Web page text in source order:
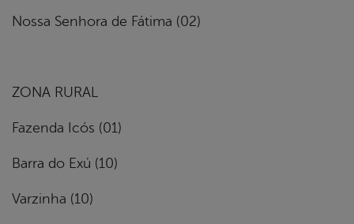
Nossa Senhora de Fátima (02)
ZONA RURAL
Fazenda Icós (01)
Barra do Exú (10)
Varzinha (10)